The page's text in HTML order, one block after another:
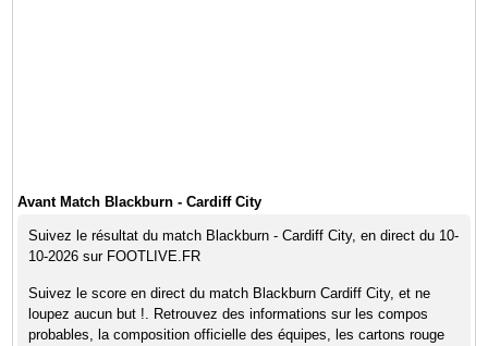
Avant Match Blackburn - Cardiff City
Suivez le résultat du match Blackburn - Cardiff City, en direct du 10-
10-2026 sur FOOTLIVE.FR
Suivez le score en direct du match Blackburn Cardiff City, et ne
loupez aucun but !. Retrouvez des informations sur les compos
probables, la composition officielle des équipes, les cartons rouge